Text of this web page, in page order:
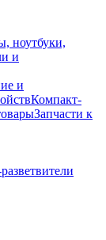
ноутбуки,
и
и
Компакт-
Запчасти к